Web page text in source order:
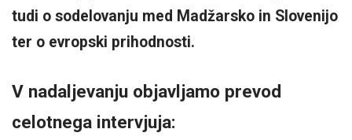
tudi o sodelovanju med Madžarsko in Slovenijo
ter o evropski prihodnosti.
V nadaljevanju objavljamo prevod
celotnega intervjuja: